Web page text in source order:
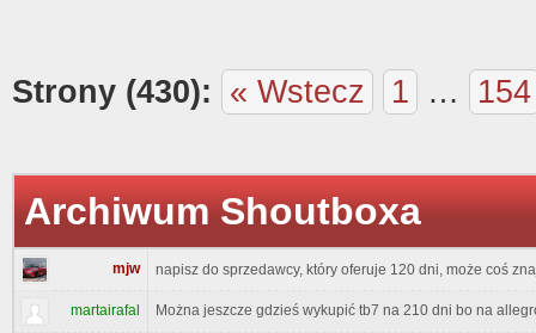
Strony (430): « Wstecz 1 … 154
Archiwum Shoutboxa
mjw napisz do sprzedawcy, który oferuje 120 dni, może coś
martairafal Można jeszcze gdzieś wykupić tb7 na 210 dni bo na